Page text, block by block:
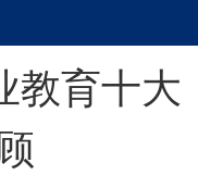
教育十大